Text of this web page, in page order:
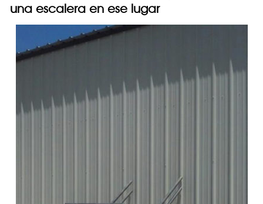
una escalera en ese lugar